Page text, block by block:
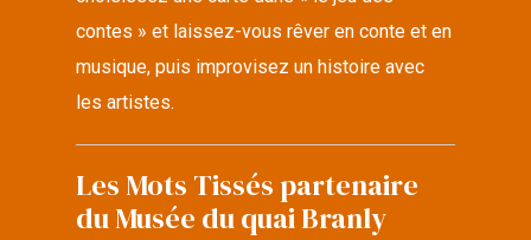
contes » et laissez-vous rêver en conte et en
musique, puis improvisez un histoire avec
les artistes.
Les Mots Tissés partenaire
du Musée du quai Branly